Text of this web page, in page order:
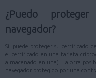
¿Puedo
navegador?
Si, puede proteger su certificado
el certificado en una tarjeta
almacenado en una). La otra
navegador protegido por una